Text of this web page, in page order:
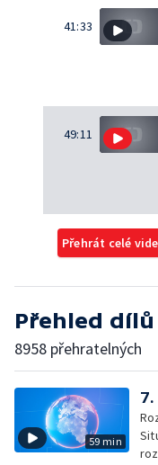
41:33
49:11
Přehrát celé
Přehled dílů
8958 přehratelných
59 min